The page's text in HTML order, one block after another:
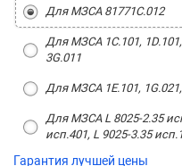
Для МЗСА 81771C.012
Для МЗСА 1С.101, 1D.101,
3G.011
Для МЗСА 1E.101,
Для МЗСА L 8025-2.35
исп.401, L 9025-3.35
Гарантия лучшей цены